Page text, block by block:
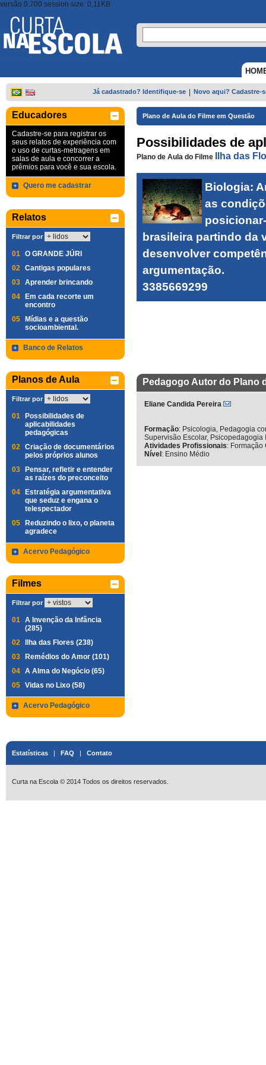
versão 0.700 session size: 0,11KB
Já cadastrado? Identifique-se Novo aqui? Cadastre-
Educadores
Cadastre-se para registrar os
seus relatos de experiência com
o uso de curtas-metragens em
salas de aula e concorrer a
prêmios para você e sua escola.
Quero me cadastrar
Relatos
Filtrar por
01 O GRANDE JÚRI
02 Cantigas populares
03 Aprender brincando
04
Em cada recorte um
encontro
05
Mídias e a questão
socioambiental.
Banco de Relatos
Planos de Aula
Filtrar por
01
Possibilidades de
aplicabilidades
pedagógicas
02 Criação de documentários
pelos próprios alunos
03
Pensar, refletir e entender
as raízes do preconceito
04
Estratégia argumentativa
que seduz e engana o
telespectador
05
Reduzindo o lixo, o planeta
agradece
Acervo Pedagógico
Filmes
Filtrar por
01 A Invenção da Infância
(285)
02
Ilha das Flores (238)
03
Remédios do Amor (101)
04 A Alma do Negócio (65)
05 Vidas no Lixo (58)
Acervo Pedagógico
Plano de Aula do Filme em Questão
Possibilidades de
Plano de Aula do Filme Ilha das
Biologia:
as
brasileira partindo da
desenvolver
argumentação.
3385669299
Pedagogo Autor do Plano
Eliane Candida Pereira
Formação: Psicologia, Pedagogia
Supervisão Escolar, Psicopedagogia
Atividades Profissionais:
Nível : Ensino Médio
Estatísticas | FAQ | Contato
Curta na Escola © 2014 Todos os direitos reservados.